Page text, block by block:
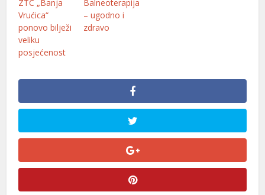
ZTC „Banja
Vrućica“
ponovo bilježi
veliku
posjećenost
Balneoterapija
– ugodno i
zdravo